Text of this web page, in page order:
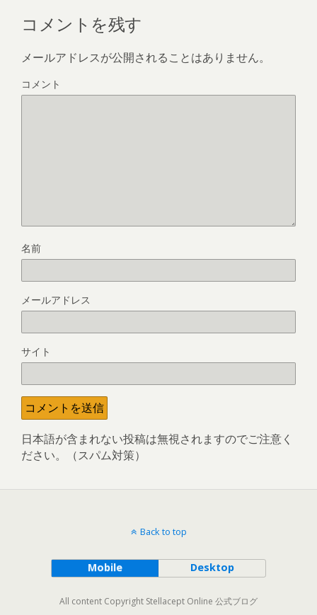
コメントを残す
メールアドレスが公開されることはありません。
コメント
名前
メールアドレス
サイト
日本語が含まれない投稿は無視されますのでご注意く
ださい。（スパム対策）
Back to top
Mobile Desktop
All content Copyright Stellacept Online 公式ブログ